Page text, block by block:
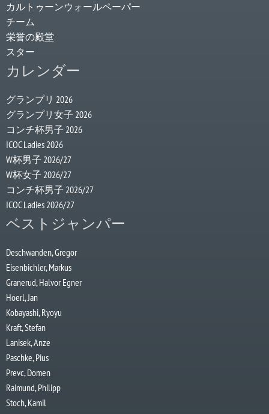
カルトゥーンウォールペーパー
チーム
栄誉の殿堂
スター
カレンダー
グランプリ 2026
グランプリ女子 2026
コンチ杯男子 2026
ICOC Ladies 2026
W杯男子 2026/27
W杯女子 2026/27
コンチ杯男子 2026/27
ICOC Ladies 2026/27
ベストジャンパー
Deschwanden, Gregor
Eisenbichler, Markus
Granerud, Halvor Egner
Hoerl, Jan
Kobayashi, Ryoyu
Kraft, Stefan
Lanisek, Anze
Paschke, Pius
Prevc, Domen
Raimund, Philipp
Stoch, Kamil